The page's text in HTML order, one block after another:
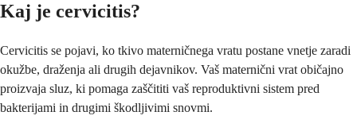
Kaj je cervicitis?
Cervicitis se pojavi, ko tkivo materničnega vratu postane vnetje zaradi
okužbe, draženja ali drugih dejavnikov. Vaš maternični vrat običajno
proizvaja sluz, ki pomaga zaščititi vaš reproduktivni sistem pred
bakterijami in drugimi škodljivimi snovmi.